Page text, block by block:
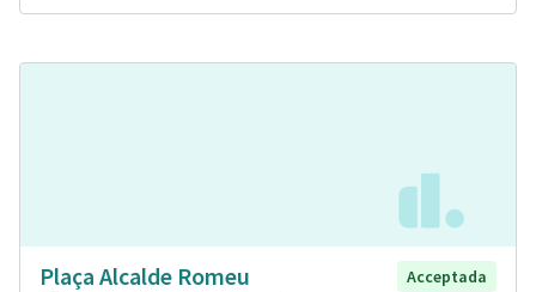
Plaça Alcalde Romeu
Acceptada